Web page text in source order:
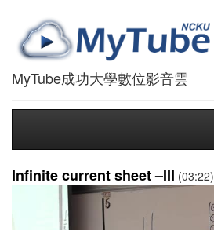
MyTube成功大學數位影音雲
Infinite current sheet –III (03:22)